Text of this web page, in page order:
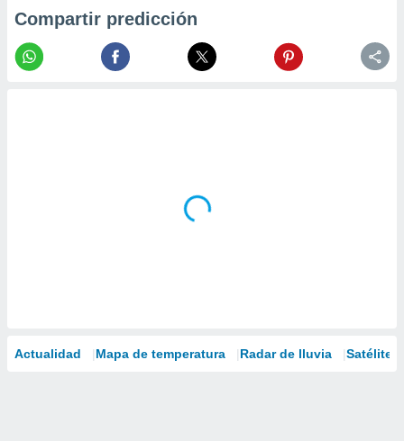
Compartir predicción
Actualidad Mapa de temperatura Radar de lluvia Satélites